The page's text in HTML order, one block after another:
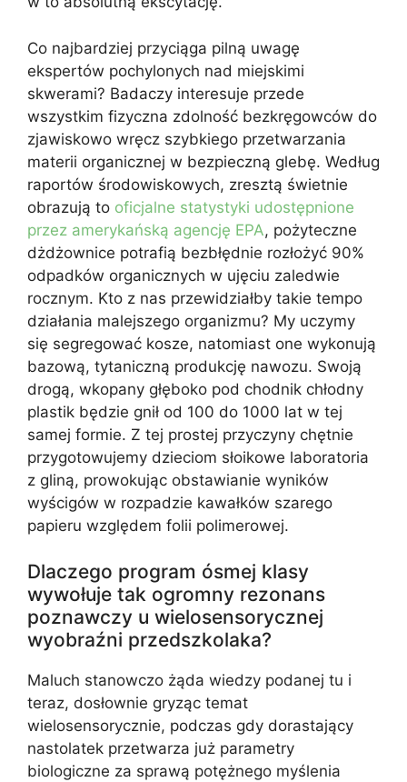
Co najbardziej przyciąga pilną uwagę
ekspertów pochylonych nad miejskimi
skwerami? Badaczy interesuje przede
wszystkim fizyczna zdolność bezkręgowców do
zjawiskowo wręcz szybkiego przetwarzania
materii organicznej w bezpieczną glebę. Według
raportów środowiskowych, zresztą świetnie
obrazują to oficjalne statystyki udostępnione
przez amerykańską agencję EPA, pożyteczne
dżdżownice potrafią bezbłędnie rozłożyć 90%
odpadków organicznych w ujęciu zaledwie
rocznym. Kto z nas przewidziałby takie tempo
działania malejszego organizmu? My uczymy
się segregować kosze, natomiast one wykonują
bazową, tytaniczną produkcję nawozu. Swoją
drogą, wkopany głęboko pod chodnik chłodny
plastik będzie gnił od 100 do 1000 lat w tej
samej formie. Z tej prostej przyczyny chętnie
przygotowujemy dzieciom słoikowe laboratoria
z gliną, prowokując obstawianie wyników
wyścigów w rozpadzie kawałków szarego
papieru względem folii polimerowej.
Dlaczego program ósmej klasy
wywołuje tak ogromny rezonans
poznawczy u wielosensorycznej
wyobraźni przedszkolaka?
Maluch stanowczo żąda wiedzy podanej tu i
teraz, dosłownie gryząc temat
wielosensorycznie, podczas gdy dorastający
nastolatek przetwarza już parametry
biologiczne za sprawą potężnego myślenia